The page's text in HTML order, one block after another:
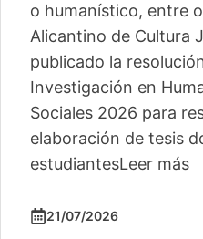
o humanístico, entre
Alicantino de Cultura
publicado la
Investigación en
Sociales 2026 para
elaboración de tesis
estudiantesLeer más
21/07/2026